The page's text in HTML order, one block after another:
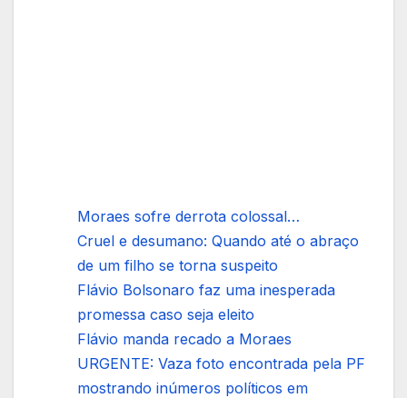
Moraes sofre derrota colossal…
Cruel e desumano: Quando até o abraço
de um filho se torna suspeito
Flávio Bolsonaro faz uma inesperada
promessa caso seja eleito
Flávio manda recado a Moraes
URGENTE: Vaza foto encontrada pela PF
mostrando inúmeros políticos em